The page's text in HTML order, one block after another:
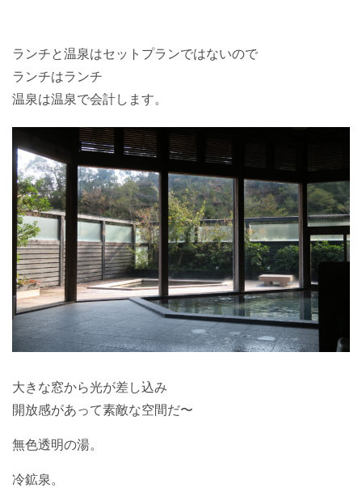
ランチと温泉はセットプランではないので
ランチはランチ
温泉は温泉で会計します。
大きな窓から光が差し込み
開放感があって素敵な空間だ〜
無色透明の湯。
冷鉱泉。